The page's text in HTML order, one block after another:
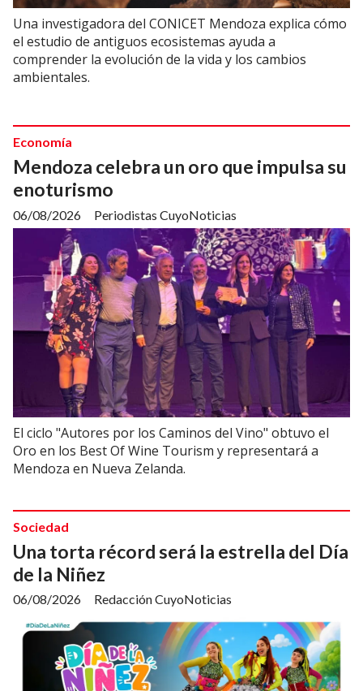
Una investigadora del CONICET Mendoza explica cómo
el estudio de antiguos ecosistemas ayuda a
comprender la evolución de la vida y los cambios
ambientales.
Mendoza celebra un oro que impulsa su
enoturismo
Periodistas CuyoNoticias
Economía
06/08/2026
El ciclo "Autores por los Caminos del Vino" obtuvo el
Oro en los Best Of Wine Tourism y representará a
Mendoza en Nueva Zelanda.
Una torta récord será la estrella del Día
de la Niñez
Redacción CuyoNoticias
Sociedad
06/08/2026